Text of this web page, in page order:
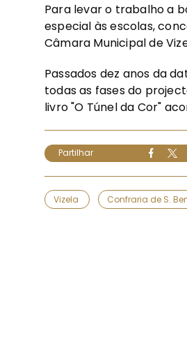
Para levar o trabalho a
especial às escolas,
Câmara Municipal de
Passados dez anos da
todas as fases do
livro "O Túnel da Cor"
Partilhar
Vizela Confraria de S.